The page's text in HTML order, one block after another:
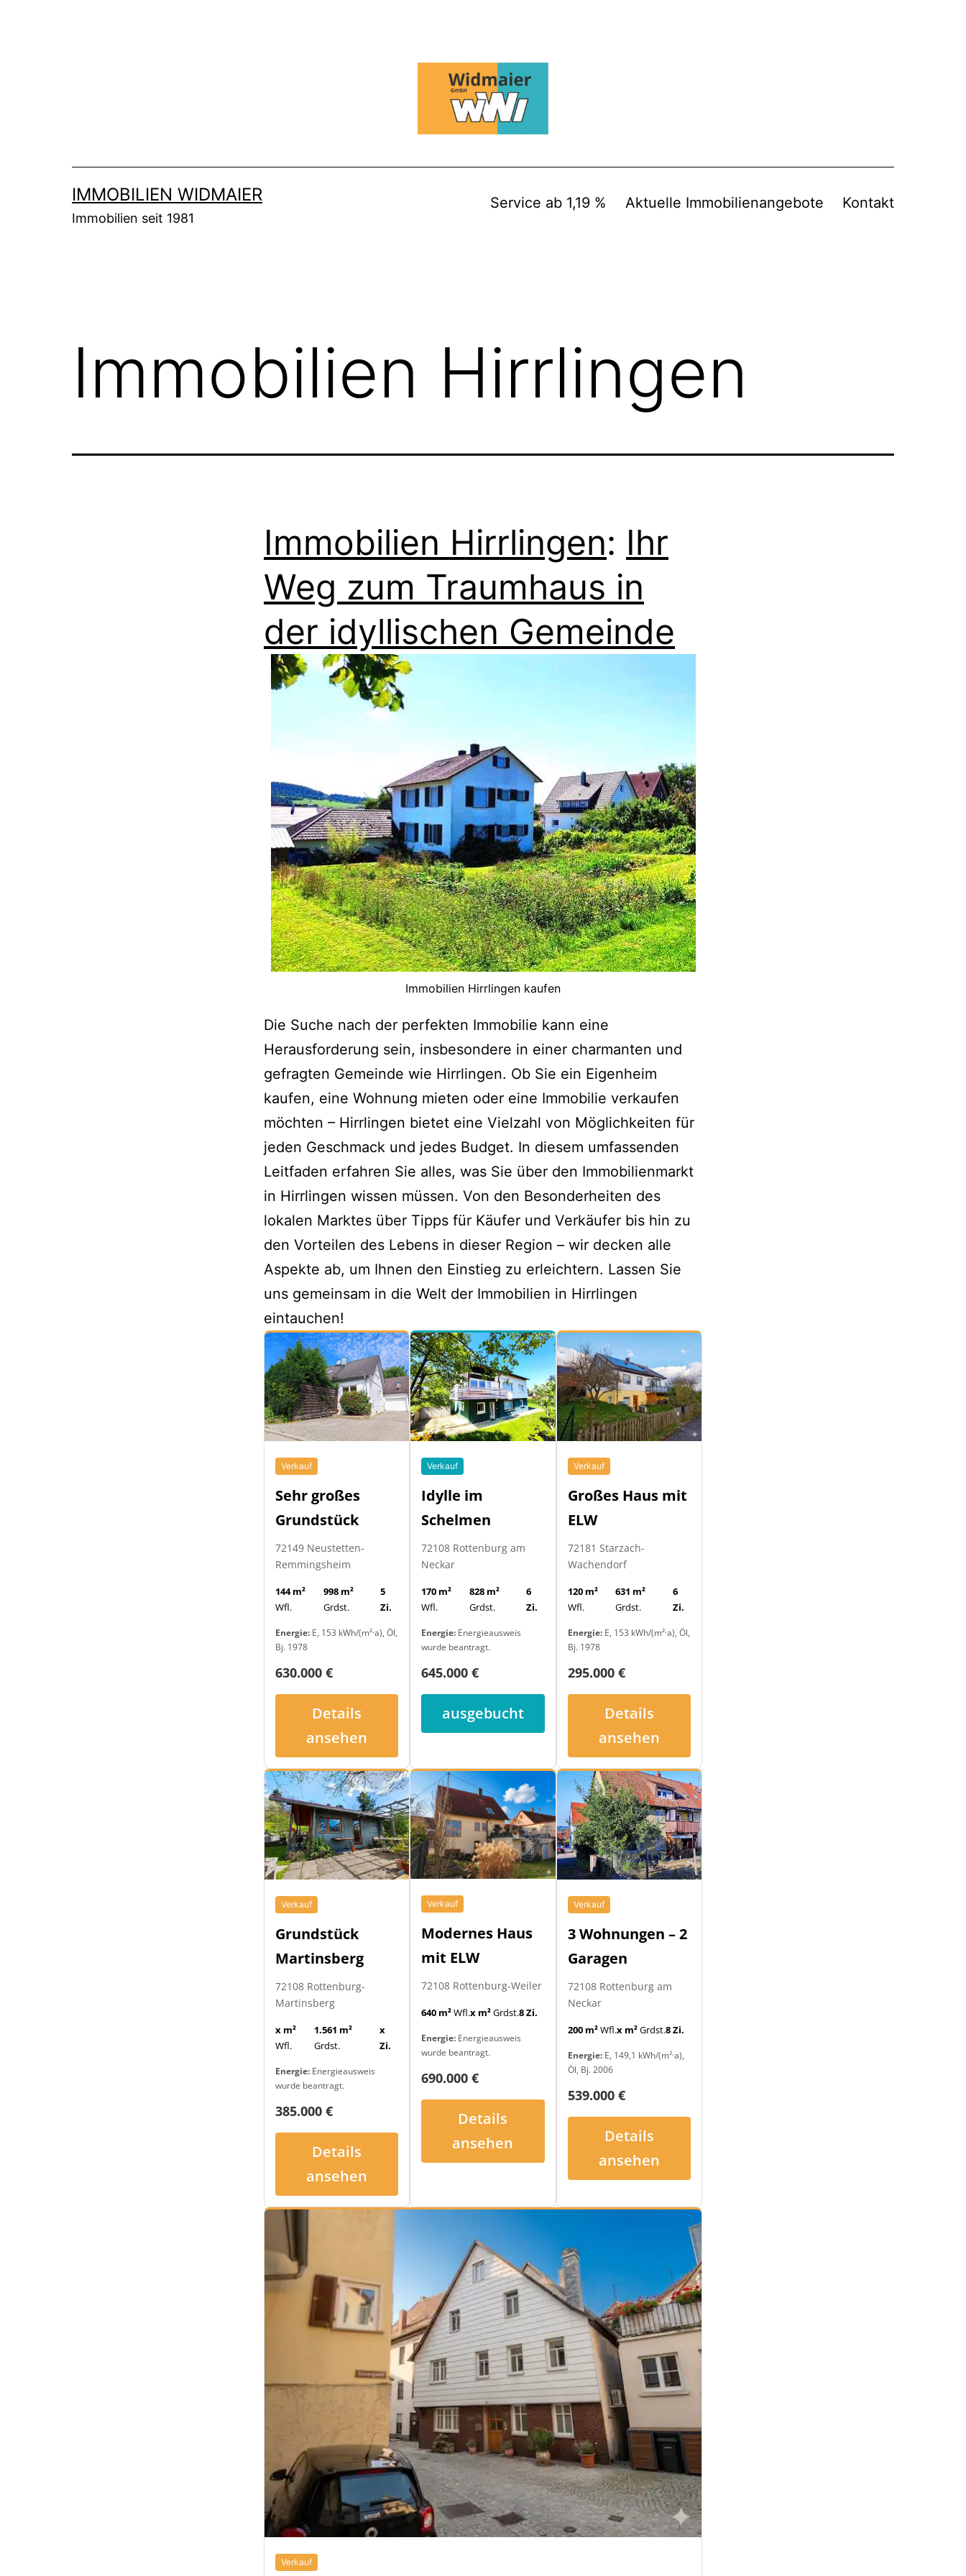
IMMOBILIEN WIDMAIER
Immobilien seit 1981
Service ab 1,19 % Aktuelle Immobilienangebote Kontakt
Immobilien Hirrlingen
Immobilien Hirrlingen: Ihr
Weg zum Traumhaus in
der idyllischen Gemeinde
Immobilien Hirrlingen kaufen
Die Suche nach der perfekten Immobilie kann eine
Herausforderung sein, insbesondere in einer charmanten und
gefragten Gemeinde wie Hirrlingen. Ob Sie ein Eigenheim
kaufen, eine Wohnung mieten oder eine Immobilie verkaufen
möchten – Hirrlingen bietet eine Vielzahl von Möglichkeiten für
jeden Geschmack und jedes Budget. In diesem umfassenden
Leitfaden erfahren Sie alles, was Sie über den Immobilienmarkt
in Hirrlingen wissen müssen. Von den Besonderheiten des
lokalen Marktes über Tipps für Käufer und Verkäufer bis hin zu
den Vorteilen des Lebens in dieser Region – wir decken alle
Aspekte ab, um Ihnen den Einstieg zu erleichtern. Lassen Sie
uns gemeinsam in die Welt der Immobilien in Hirrlingen
eintauchen!
Verkauf
Sehr großes
Grundstück
72149 Neustetten-
Remmingsheim
144 m²
Wfl.
998 m²
Grdst.
5
Zi.
Energie: E, 153 kWh/(m²·a), Öl,
Bj. 1978
630.000 €
Details
ansehen
Verkauf
Idylle im
Schelmen
72108 Rottenburg am
Neckar
170 m²
Wfl.
828 m²
Grdst.
6
Zi.
Energie: Energieausweis
wurde beantragt.
645.000 €
ausgebucht
Verkauf
Großes Haus mit
ELW
72181 Starzach-
Wachendorf
120 m²
Wfl.
631 m²
Grdst.
6
Zi.
Energie:E, 153 kWh/(m²·a), Öl,
Bj. 1978
295.000 €
Details
ansehen
Verkauf
Grundstück
Martinsberg
72108 Rottenburg-
Martinsberg
x m²
Wfl.
1.561 m²
Grdst.
x
Zi.
Energie: Energieausweis
wurde beantragt.
385.000 €
Details
ansehen
Verkauf
Modernes Haus
mit ELW
72108 Rottenburg-Weiler
640 m²Wfl.x m²Grdst.8 Zi.
Energie: Energieausweis
wurde beantragt.
690.000 €
Details
ansehen
Verkauf
3 Wohnungen – 2
Garagen
72108 Rottenburg am
Neckar
200 m²Wfl.x m²Grdst.8 Zi.
Energie:E, 149,1 kWh/(m²·a),
Öl, Bj. 2006
539.000 €
Details
ansehen
Verkauf